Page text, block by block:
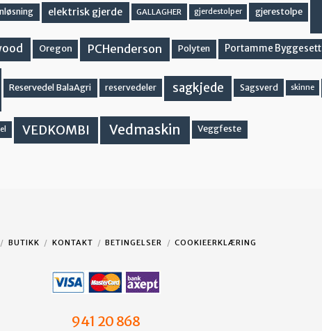
elektrisk gjerde GALLAGHER gjerdestolper gjerestolpe
Oregon PCHenderson Polyten Portamme Byggesett
Reservedel BalaAgri reservedeler sagkjede Sagsverd skinne
VEDKOMBI Vedmaskin Veggfeste
BUTIKK KONTAKT BETINGELSER COOKIEERKLÆRING
941 20 868